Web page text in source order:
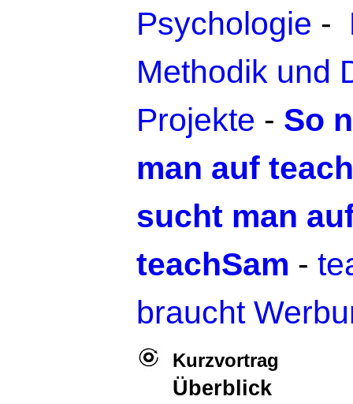
Psychologie -
Methodik und
Projekte - So
man auf
sucht man
teachSam -
braucht
Kurzvortrag
Überblick